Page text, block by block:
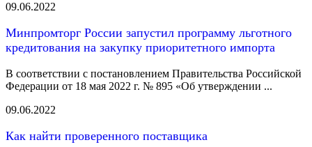
09.06.2022
Минпромторг России запустил программу льготного
кредитования на закупку приоритетного импорта
В соответствии с постановлением Правительства Российской
Федерации от 18 мая 2022 г. № 895 «Об утверждении ...
09.06.2022
Как найти проверенного поставщика